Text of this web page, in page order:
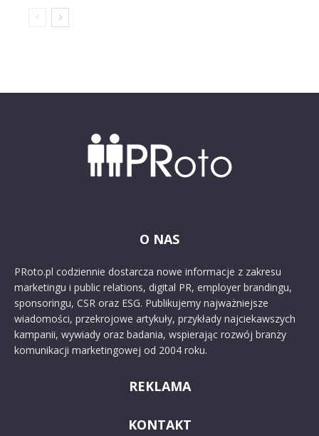
O NAS
PRoto.pl codziennie dostarcza nowe informacje z zakresu
marketingu i public relations, digital PR, employer brandingu,
sponsoringu, CSR oraz ESG. Publikujemy najważniejsze
wiadomości, przekrojowe artykuły, przykłady najciekawszych
kampanii, wywiady oraz badania, wspierając rozwój branży
komunikacji marketingowej od 2004 roku.
REKLAMA
KONTAKT